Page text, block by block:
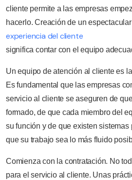
cliente permite a las empresas
hacerlo. Creación de un espectacular
experiencia del cliente
significa contar con el equipo
Un equipo de atención al cliente es
Es fundamental que las empresas
servicio al cliente se aseguren de
formado, de que cada miembro del
su función y de que existen sistemas
que su trabajo sea lo más fluido
Comienza con la contratación. No
para el servicio al cliente. Unas